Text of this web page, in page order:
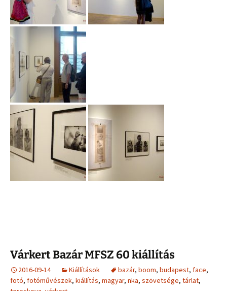
Várkert Bazár MFSZ 60 kiállítás
2016-09-14 Kiállítások bazár, boom, budapest, face,
fotó, fotóművészek, kiállítás, magyar, nka, szövetsége, tárlat,